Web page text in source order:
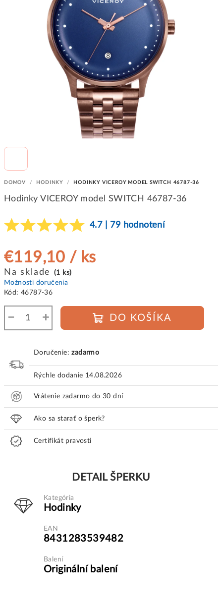
DOMOV / HODINKY / HODINKY VICEROY MODEL SWITCH 46787-36
Hodinky VICEROY model SWITCH 46787-36
4.7 | 79 hodnotení
€119,10 / ks
Jednotková
cena:
Na sklade
(1 ks)
Možnosti doručenia
Kód: 46787-36
+
− DO KOŠÍKA
Doručenie:zadarmo
Rýchle dodanie 14.08.2026
Vrátenie zadarmo do 30 dní
Ako sa starať o šperk?
Certifikát pravosti
DETAIL ŠPERKU
Kategória
Hodinky
EAN
8431283539482
Balení
Originální balení